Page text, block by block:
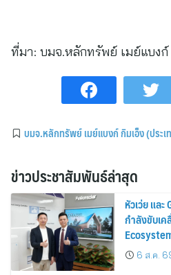
ที่มา: บมจ.หลักทรัพย์ เมย์แบงก์
บมจ.หลักทรัพย์ เมย์แบงก์ กิมเอ็ง (ประเ
ข่าวประชาสัมพันธ์ล่าสุด
หัวเว่ย แล
กำลังขับเ
รถยนต์
พลังงานแ
6 ส.ค.